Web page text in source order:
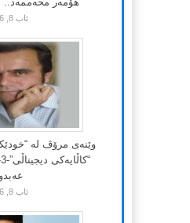
ئاب 8, 2026
وێنەی مرۆڤ لە
ئاب 8, 2026